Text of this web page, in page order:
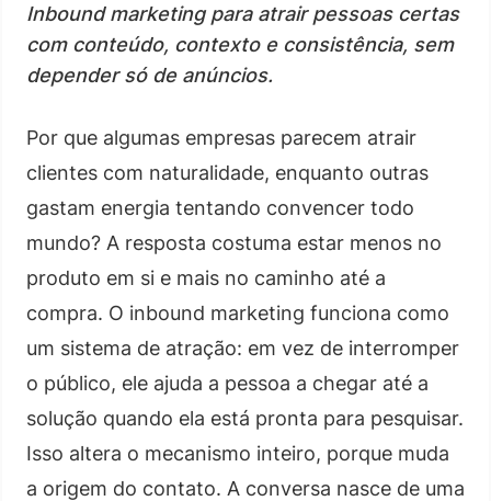
Inbound marketing para atrair pessoas certas
com conteúdo, contexto e consistência, sem
depender só de anúncios.
Por que algumas empresas parecem atrair
clientes com naturalidade, enquanto outras
gastam energia tentando convencer todo
mundo? A resposta costuma estar menos no
produto em si e mais no caminho até a
compra. O inbound marketing funciona como
um sistema de atração: em vez de interromper
o público, ele ajuda a pessoa a chegar até a
solução quando ela está pronta para pesquisar.
Isso altera o mecanismo inteiro, porque muda
a origem do contato. A conversa nasce de uma